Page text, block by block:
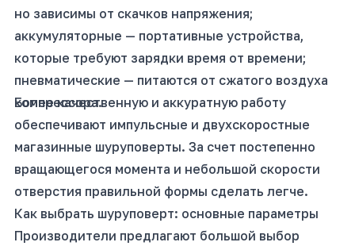
но зависимы от скачков напряжения;
аккумуляторные — портативные устройства,
которые требуют зарядки время от времени;
пневматические — питаются от сжатого воздуха
компрессора.
Более качественную и аккуратную работу
обеспечивают импульсные и двухскоростные
магазинные шуруповерты. За счет постепенно
вращающегося момента и небольшой скорости
отверстия правильной формы сделать легче.
Как выбрать шуруповерт: основные параметры
Производители предлагают большой выбор